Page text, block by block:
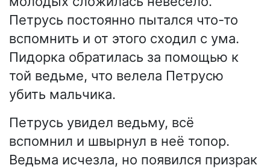
Петрусь постоянно пытался что-то
вспомнить и от этого сходил с ума.
Пидорка обратилась за помощью к
той ведьме, что велела Петрусю
убить мальчика.
Петрусь увидел ведьму, всё
вспомнил и швырнул в неё топор.
Ведьма исчезла, но появился призрак